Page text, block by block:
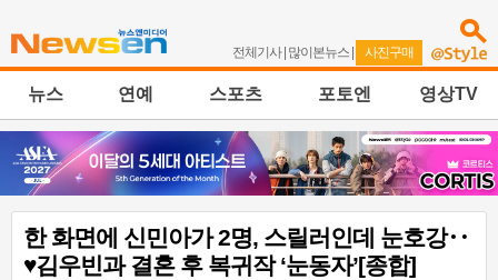
전체기사| 많이본뉴스 | 사진구매
뉴스 연예 스포츠 포토엔 영상TV
한 화면에 신민아가 2명, 스릴러인데 눈호강‥
♥김우빈과 결혼 후 복귀작 ‘눈동자’[종합]